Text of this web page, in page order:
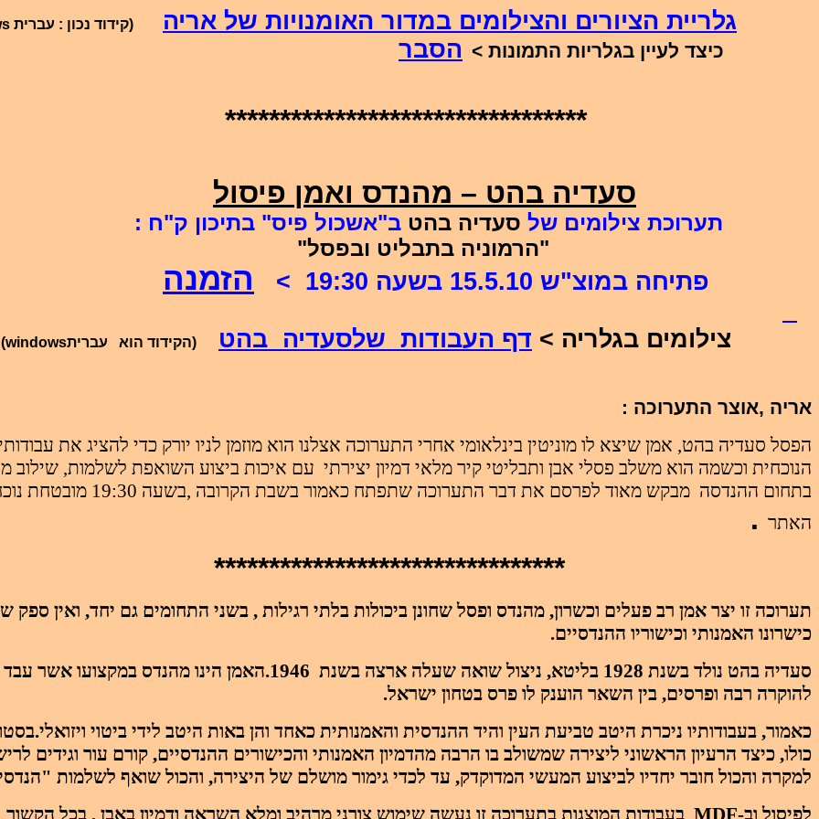
גלריית הציורים והצילומים במדור האומנויות של אריה (קידוד נכון : עברית
כיצד לעיין בגלריות התמונות > הסבר
*********************************
סעדיה בהט – מהנדס ואמן פיסול
תערוכת צילומים של סעדיה בהט ב"אשכול פיס" בתיכון ק"ח :
"הרמוניה בתבליט ובפסל"
פתיחה במוצ"ש 15.5.10 בשעה 19:30 > הזמנה
צילומים בגלריה > דף העבודות שלסעדיה בהט (הקידוד הוא עברית(windows
אריה ,אוצר התערוכה :
הפסל סעדיה בהט, אמן שיצא לו מוניטין בינלאומי אחרי התערוכה אצלנו הוא מוזמן לניו יורק כדי להציג את
הנוכחית וכשמה הוא משלב פסלי אבן ותבליטי קיר מלאי דמיון יצירתי עם איכות ביצוע השואפת לשלמות, שילוב
בתחום ההנדסה מבקש מאוד לפרסם את דבר התערוכה שתפתח כאמור בשבת הקרובה ,בשעה 19:30 מובטחת נוכחותו של ציבור מוזמנים רב,ואשמח
האתר .
********************************
תערוכה זו יצר אמן רב פעלים וכשרון, מהנדס ופסל שחונן ביכולות בלתי רגילות , בשני התחומים גם יחד, ואין
כישרונו האמנותי וכישוריו ההנדסיים.
סעדיה בהט נולד בשנת 1928 בליטא, ניצול שואה שעלה ארצה
להוקרה רבה ופרסים, בין השאר הוענק לו פרס בטחון ישראל.
כאמור, בעבודותיו ניכרת היטב טביעת העין והיד ההנדסית והאמנותית כאחד והן באות היטב לידי ביטוי
כולו, כיצד הרעיון הראשוני ליצירה שמשולב בו הרבה מהדמיון האמנותי והכישורים ההנדסיים, קורם עור וגידים
למקרה והכול חובר יחדיו לביצוע המעשי המדוקדק, עד לכדי גימור מושלם של היצירה, והכול שואף לשלמות
בעבודות המוצגות בתערוכה זו נעשה שימוש צורני מרהיב ומלא השראה ודמיון באבן , בכל הקשור MDF לפיסול וב-